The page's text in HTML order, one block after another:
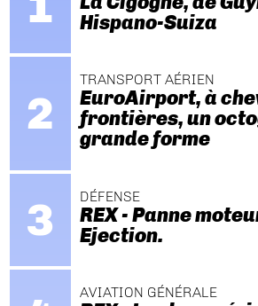
Hispano-Suiza
TRANSPORT AÉRIEN
EuroAirport, à
frontières, un
grande forme
DÉFENSE
REX - Panne
Ejection.
AVIATION GÉNÉRALE